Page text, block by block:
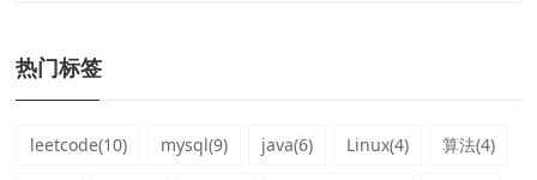
热门标签
leetcode(10) mysql(9) java(6) Linux(4) 算法(4)